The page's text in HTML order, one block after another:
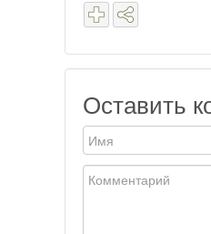
Оставить